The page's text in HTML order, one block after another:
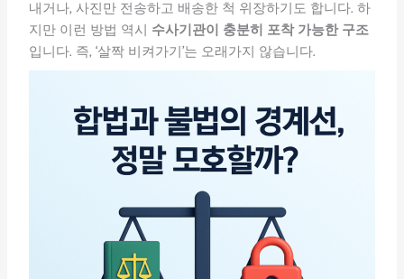
내거나, 사진만 전송하고 배송한 척 위장하기도 합니다. 하
지만 이런 방법 역시 수사기관이 충분히 포착 가능한 구조
입니다. 즉, ‘살짝 비켜가기’는 오래가지 않습니다.